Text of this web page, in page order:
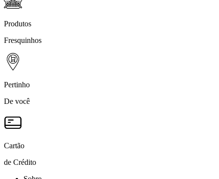
Produtos
Fresquinhos
Pertinho
De você
Cartão
de Crédito